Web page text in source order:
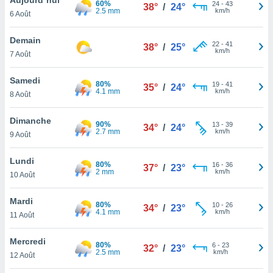
et
»,
au
vous
qu'ils
ou
le
ainsi
un
la
du
6 Août
60%
2.5 mm
38° / 24° 24- 43
km/h
Demain
7 Août
38° / 25° 22- 41
km/h
Samedi
8 Août
80%
4.1 mm
35° / 24° 19- 41
km/h
Dimanche
9 Août
90%
2.7 mm
34° / 24° 13- 39
km/h
Lundi
10 Août
80%
2 mm
37° / 23° 16- 36
km/h
Mardi
11 Août
80%
4.1 mm
34° / 23° 10- 26
km/h
Mercredi
12 Août
80%
2.5 mm
32° / 23° 6- 23
km/h